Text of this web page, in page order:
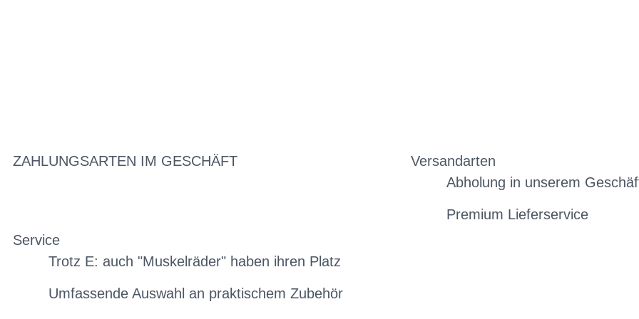
ZAHLUNGSARTEN IM GESCHÄFT
Versandarten
Abholung in unserem
Premium Lieferservice
Service
Trotz E: auch "Muskelräder" haben ihren Platz
Umfassende Auswahl an praktischem Zubehör